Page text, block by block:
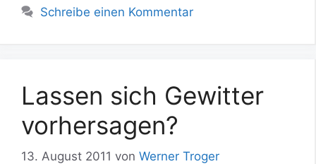
Schreibe einen Kommentar
Lassen sich Gewitter
vorhersagen?
13. August 2011 von Werner Troger